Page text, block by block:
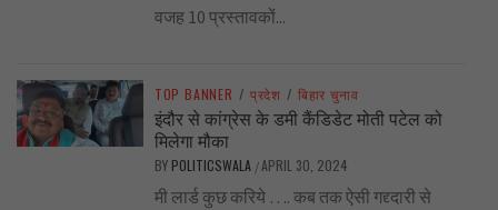
वजह 10 प्रस्तावकों...
TOP BANNER / प्रदेश / बिहार चुनाव
इंदौर से कांग्रेस के डमी कैंडिडेट मोती पटेल को
मिलेगा मौका
BY POLITICSWALA /APRIL 30, 2024
मी लार्ड कुछ करिये …. कब तक ऐसी गद्द्दारी से